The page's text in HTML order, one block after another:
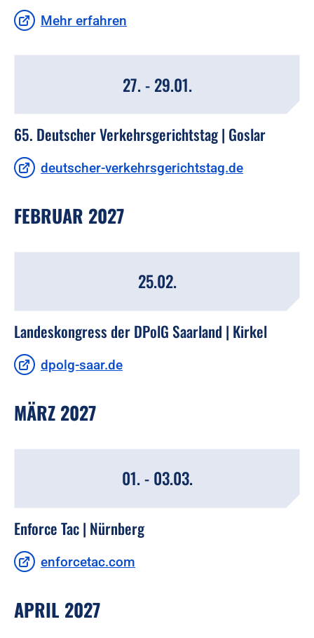
Mehr erfahren
27. - 29.01.
65. Deutscher Verkehrsgerichtstag | Goslar
deutscher-verkehrsgerichtstag.de
FEBRUAR 2027
25.02.
Landeskongress der DPolG Saarland | Kirkel
dpolg-saar.de
MÄRZ 2027
01. - 03.03.
Enforce Tac | Nürnberg
enforcetac.com
APRIL 2027